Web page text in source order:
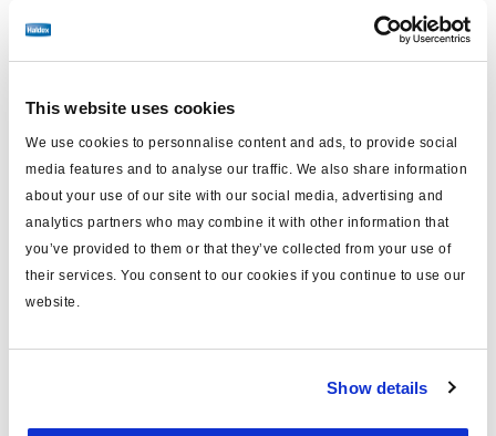
This website uses cookies
We use cookies to personnalise content and ads, to provide social
media features and to analyse our traffic. We also share information
about your use of our site with our social media, advertising and
analytics partners who may combine it with other information that
you’ve provided to them or that they’ve collected from your use of
their services. You consent to our cookies if you continue to use our
website.
Show details
Válvula Rebose